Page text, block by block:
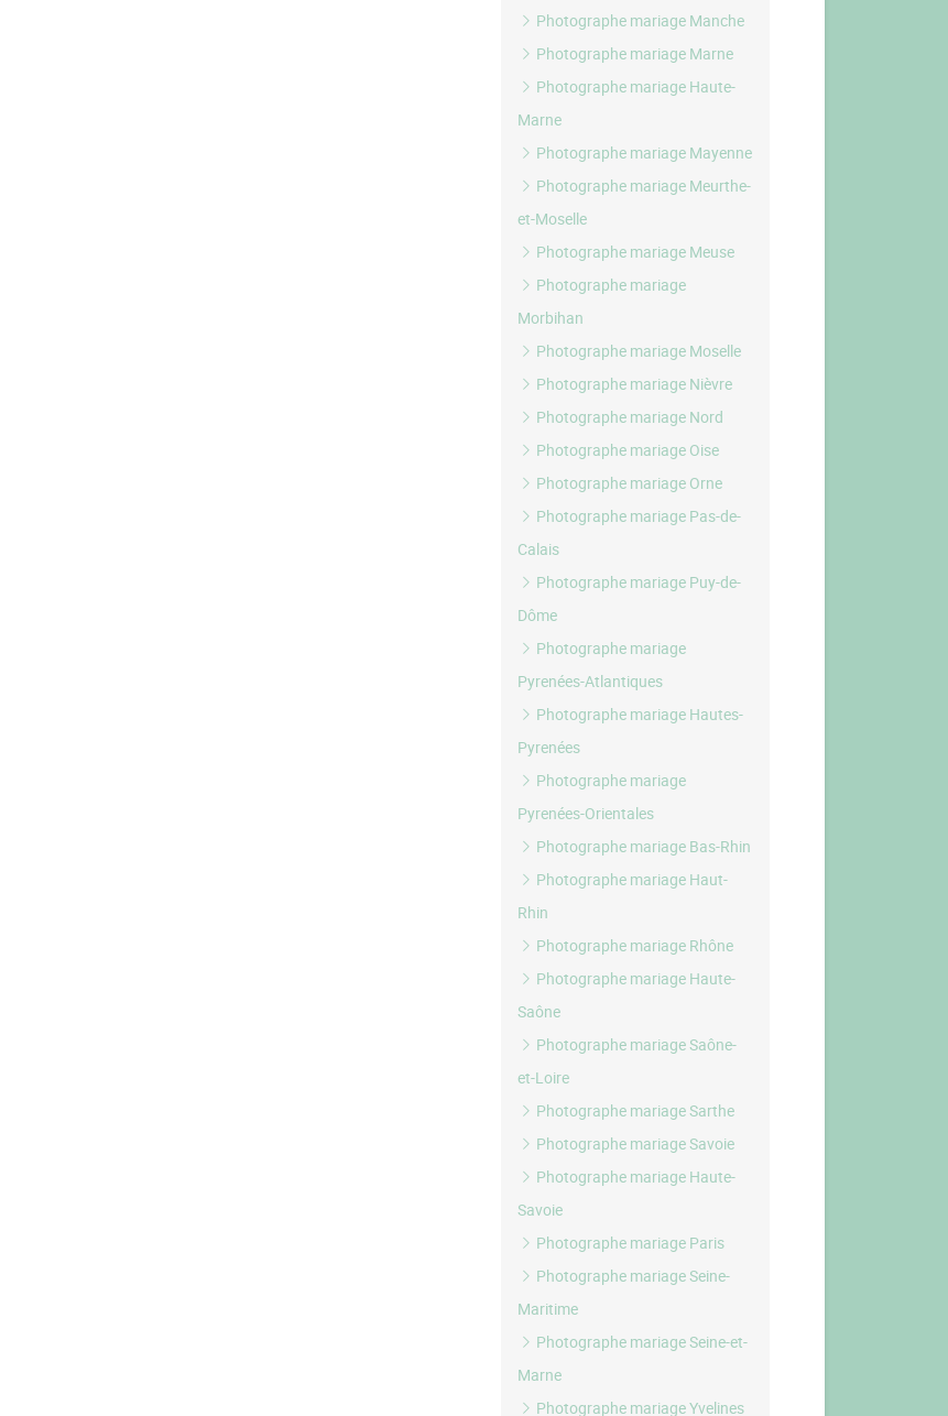
Photographe mariage Manche
Photographe mariage Marne
Photographe mariage Haute-
Marne
Photographe mariage Mayenne
Photographe mariage Meurthe-
et-Moselle
Photographe mariage Meuse
Photographe mariage
Morbihan
Photographe mariage Moselle
Photographe mariage Nièvre
Photographe mariage Nord
Photographe mariage Oise
Photographe mariage Orne
Photographe mariage Pas-de-
Calais
Photographe mariage Puy-de-
Dôme
Photographe mariage
Pyrenées-Atlantiques
Photographe mariage Hautes-
Pyrenées
Photographe mariage
Pyrenées-Orientales
Photographe mariage Bas-Rhin
Photographe mariage Haut-
Rhin
Photographe mariage Rhône
Photographe mariage Haute-
Saône
Photographe mariage Saône-
et-Loire
Photographe mariage Sarthe
Photographe mariage Savoie
Photographe mariage Haute-
Savoie
Photographe mariage Paris
Photographe mariage Seine-
Maritime
Photographe mariage Seine-et-
Marne
Photographe mariage Yvelines